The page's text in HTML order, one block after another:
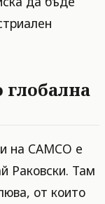
на CAMCO е
Раковски. Там
от които